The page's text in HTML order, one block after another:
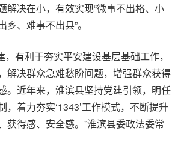
解决在小，有效实现“微事不出格、小
、难事不出县”。
，有利于夯实平安建设基层基础工作，
解决群众急难愁盼问题，增强群众获得
。近年来，淮滨县坚持党建引领，明任
，着力夯实‘1343’工作模式，不断提升
获得感、安全感。”淮滨县委政法委常